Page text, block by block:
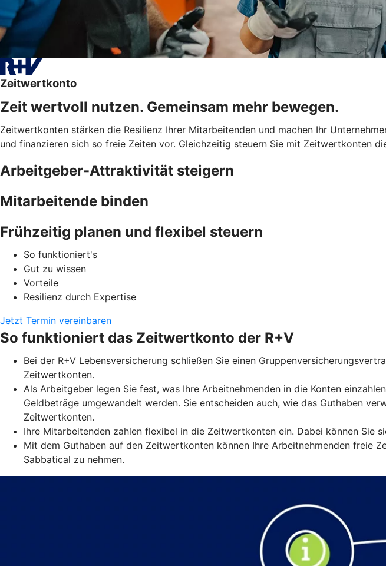
Zeitwertkonto
Zeit wertvoll nutzen. Gemeinsam mehr bewegen.
Zeitwertkonten stärken die Resilienz Ihrer Mitarbeitenden und machen Ihr
und finanzieren sich so freie Zeiten vor. Gleichzeitig steuern Sie mit Zeitwertkonten
Arbeitgeber-Attraktivität steigern
Mitarbeitende binden
Frühzeitig planen und flexibel steuern
So funktioniert's
Gut zu wissen
Vorteile
Resilienz durch Expertise
Jetzt Termin vereinbaren
So funktioniert das Zeitwertkonto der R+V
Bei der R+V Lebensversicherung schließen Sie einen
Zeitwertkonten.
Als Arbeitgeber legen Sie fest, was Ihre Arbeitnehmenden in die Konten
Geldbeträge umgewandelt werden. Sie entscheiden auch, wie das Guthaben
Zeitwertkonten.
Ihre Mitarbeitenden zahlen flexibel in die Zeitwertkonten ein. Dabei können Sie
Mit dem Guthaben auf den Zeitwertkonten können Ihre Arbeitnehmenden freie
Sabbatical zu nehmen.